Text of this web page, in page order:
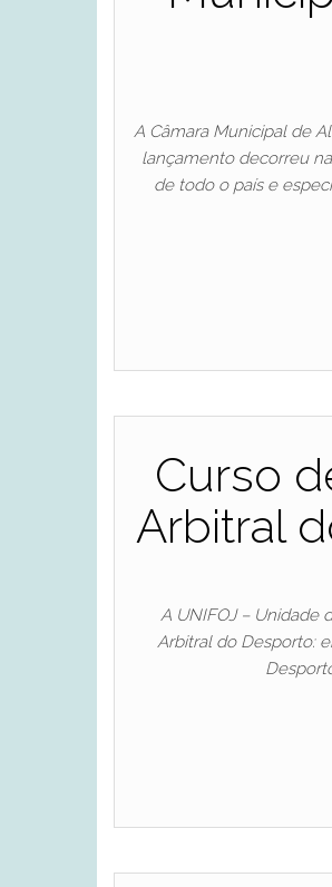
A Câmara Municipal de
lançamento decorreu
de todo o país e
Curso
Arbitral
A UNIFOJ – Unidade
Arbitral do Desporto: